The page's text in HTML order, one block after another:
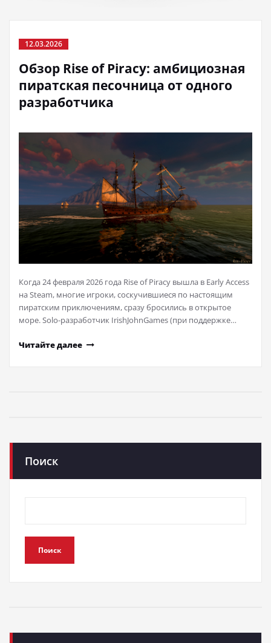
12.03.2026
Обзор Rise of Piracy: амбициозная
пиратская песочница от одного
разработчика
Когда 24 февраля 2026 года Rise of Piracy вышла в Early Access
на Steam, многие игроки, соскучившиеся по настоящим
пиратским приключениям, сразу бросились в открытое
море. Solo-разработчик IrishJohnGames (при поддержке…
Читайте далее
Поиск
Поиск